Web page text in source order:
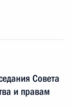
Совета
и правам